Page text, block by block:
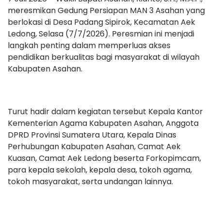
meresmikan Gedung Persiapan MAN 3 Asahan yang
berlokasi di Desa Padang Sipirok, Kecamatan Aek
Ledong, Selasa (7/7/2026). Peresmian ini menjadi
langkah penting dalam memperluas akses
pendidikan berkualitas bagi masyarakat di wilayah
Kabupaten Asahan.
Turut hadir dalam kegiatan tersebut Kepala Kantor
Kementerian Agama Kabupaten Asahan, Anggota
DPRD Provinsi Sumatera Utara, Kepala Dinas
Perhubungan Kabupaten Asahan, Camat Aek
Kuasan, Camat Aek Ledong beserta Forkopimcam,
para kepala sekolah, kepala desa, tokoh agama,
tokoh masyarakat, serta undangan lainnya.